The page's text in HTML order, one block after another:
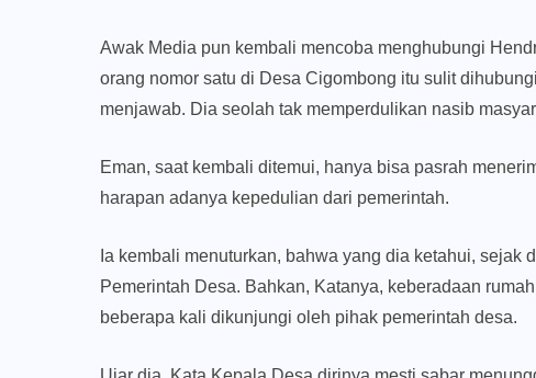
Awak Media pun kembali mencoba menghubungi
orang nomor satu di Desa Cigombong itu sulit
menjawab. Dia seolah tak memperdulikan nasib
Eman, saat kembali ditemui, hanya bisa pasrah
harapan adanya kepedulian dari pemerintah.
Ia kembali menuturkan, bahwa yang dia ketahui, sejak
Pemerintah Desa. Bahkan, Katanya, keberadaan
beberapa kali dikunjungi oleh pihak pemerintah desa.